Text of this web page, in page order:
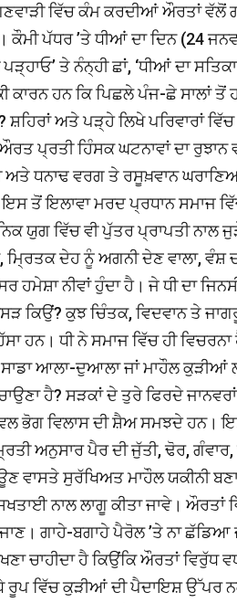
ਵਿੱਚ ਕੰਮ ਕਰਦੀਆਂ ਔਰਤਾਂ ਵੱਲੋਂ
ਕੌਮੀ ਪੱਧਰ ’ਤੇ ਧੀਆਂ ਦਾ ਦਿਨ (24
ਪੜ੍ਹਾਓ’ ਤੇ ਨੰਨ੍ਹੀ ਛਾਂ, ‘ਧੀਆਂ ਦਾ
ਕਾਰਨ ਹਨ ਕਿ ਪਿਛਲੇ ਪੰਜ-ਛੇ ਸਾਲਾਂ
ਸ਼ਹਿਰਾਂ ਅਤੇ ਪੜ੍ਹੇ ਲਿਖੇ ਪਰਿਵਾਰਾਂ
ਪ੍ਰਤੀ ਹਿੰਸਕ ਘਟਨਾਵਾਂ ਦਾ
ਅਤੇ ਧਨਾਢ ਵਰਗ ਤੇ ਰਸੂਖ਼ਵਾਨ
ਤੋਂ ਇਲਾਵਾ ਮਰਦ ਪ੍ਰਧਾਨ ਸਮਾਜ
ਯੁਗ ਵਿੱਚ ਵੀ ਪੁੱਤਰ ਪ੍ਰਾਪਤੀ ਨਾਲ
ਮ੍ਰਿਤਕ ਦੇਹ ਨੂੰ ਅਗਨੀ ਦੇਣ ਵਾਲਾ,
ਹਮੇਸ਼ਾ ਨੀਵਾਂ ਹੁੰਦਾ ਹੈ। ਜੇ ਧੀ ਦਾ
ਕਿਉਂ? ਕੁਝ ਚਿੰਤਕ, ਵਿਦਵਾਨ ਤੇ
ਹਨ। ਧੀ ਨੇ ਸਮਾਜ ਵਿੱਚ ਹੀ
ਸਾਡਾ ਆਲਾ-ਦੁਆਲਾ ਜਾਂ ਮਾਹੌਲ
ਹੈ? ਸੜਕਾਂ ਦੇ ਤੁਰੇ ਫਿਰਦੇ
ਭੋਗ ਵਿਲਾਸ ਦੀ ਸ਼ੈਅ ਸਮਝਦੇ ਹਨ।
ਅਨੁਸਾਰ ਪੈਰ ਦੀ ਜੁੱਤੀ, ਢੋਰ,
ਵਾਸਤੇ ਸੁਰੱਖਿਅਤ ਮਾਹੌਲ ਯਕੀਨੀ
ਨਾਲ ਲਾਗੂ ਕੀਤਾ ਜਾਵੇ। ਔਰਤਾਂ
ਗਾਹੇ-ਬਗਾਹੇ ਪੈਰੋਲ ’ਤੇ ਨਾ
ਚਾਹੀਦਾ ਹੈ ਕਿਉਂਕਿ ਔਰਤਾਂ ਵਿਰੁੱਧ
ਰੂਪ ਵਿੱਚ ਕੁੜੀਆਂ ਦੀ ਪੈਦਾਇਸ਼ ਉੱਪਰ